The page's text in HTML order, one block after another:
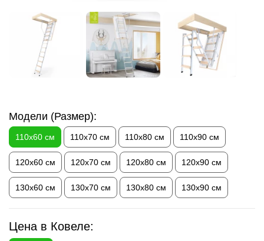
Модели (Размер):
110х60 см 110х70 см 110х80 см 110х90 см
120х60 см 120х70 см 120х80 см 120х90 см
130х60 см 130х70 см 130х80 см 130х90 см
Цена в Ковеле: